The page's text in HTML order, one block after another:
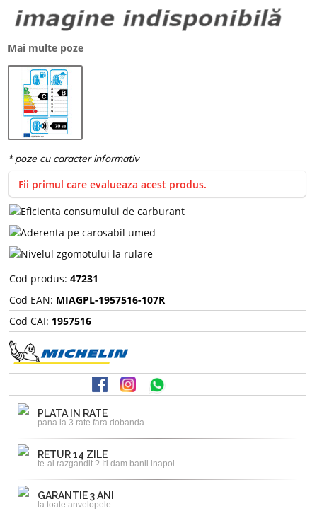
Mai multe poze
Fii primul care evalueaza acest produs.
Cod produs: 47231
Cod EAN: MIAGPL-1957516-107R
Cod CAI: 1957516
PLATA IN RATE
pana la 3 rate fara dobanda
RETUR 14 ZILE
te-ai razgandit ? Iti dam banii inapoi
GARANTIE 3 ANI
la toate anvelopele